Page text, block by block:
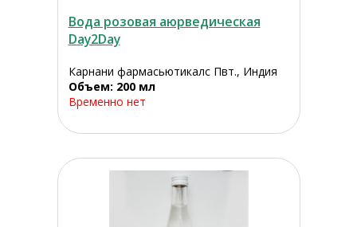
Вода розовая аюрведическая
Day2Day
Карнани фармасьютикалс Пвт., Индия
Объем: 200 мл
Временно нет